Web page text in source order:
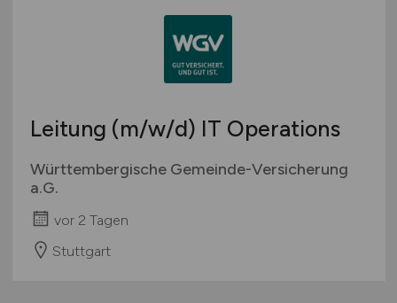
Leitung (m/w/d) IT Operations
Württembergische Gemeinde-Versicherung
a.G.
vor 2 Tagen
Stuttgart